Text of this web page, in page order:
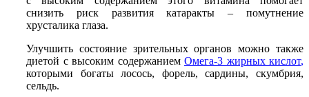
снизить риск развития катаракты – помутнение
хрусталика глаза.
Улучшить состояние зрительных органов можно также
диетой с высоким содержанием Омега-3 жирных кислот,
которыми богаты лосось, форель, сардины, скумбрия,
сельдь.